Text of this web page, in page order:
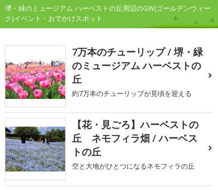
堺・緑のミュージアム ハーベストの丘周辺のGW(ゴールデンウィー
ク)イベント・おでかけスポット
7万本のチューリップ / 堺・緑
のミュージアム ハーベストの
丘
約7万本のチューリップが見頃を迎える
【花・見ごろ】ハーベストの
丘 ネモフィラ畑 / ハーベス
トの丘
空と大地がひとつになるネモフィラの丘